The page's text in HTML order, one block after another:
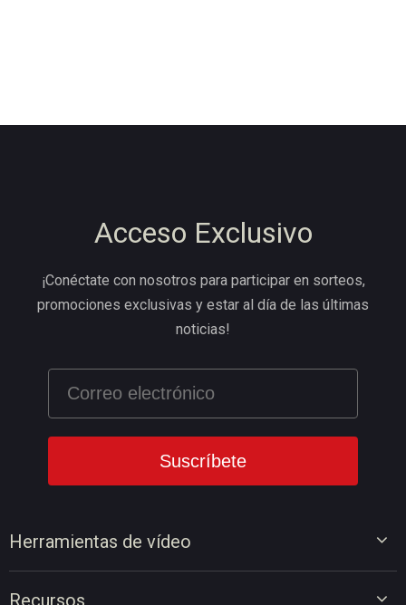
Herramientas de vídeo
Recursos
Acceso Exclusivo
¡Conéctate con nosotros para participar en sorteos,
promociones exclusivas y estar al día de las últimas
noticias!